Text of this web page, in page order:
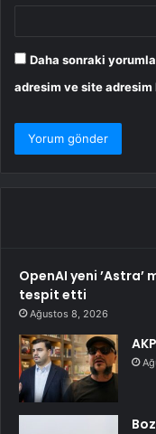
Daha sonraki
adresim ve site adresim
OpenAI yeni
tespit etti
Ağustos 8, 2026